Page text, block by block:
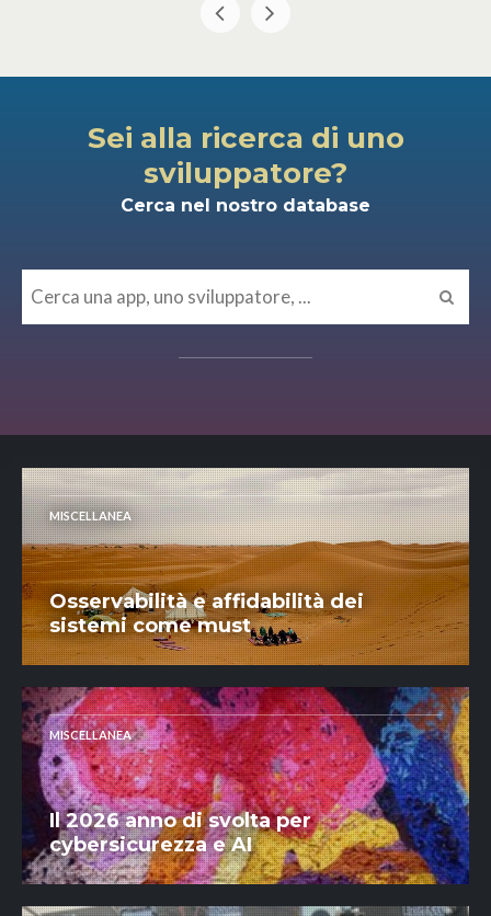
Sei alla ricerca di uno
sviluppatore?
Cerca nel nostro database
MISCELLANEA
Osservabilità e affidabilità dei
sistemi come must
MISCELLANEA
Il 2026 anno di svolta per
cybersicurezza e AI